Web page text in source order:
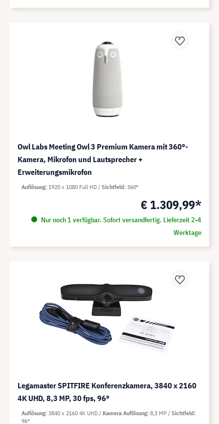
Owl Labs Meeting Owl 3 Premium Kamera mit 360°-
Kamera, Mikrofon und Lautsprecher +
Erweiterungsmikrofon
€ 1.309,99*
Nur noch 1 verfügbar. Sofort versandfertig. Lieferzeit 2-4
Werktage
Auflösung 1920 x 1080 Full HD Sichtfeld 360°
Legamaster SPITFIRE Konferenzkamera, 3840 x 2160
4K UHD, 8,3 MP, 30 fps, 96°
Auflösung 3840 x 2160 4K UHD Kamera Auflösung 8,3 MP
Sichtfeld
96°